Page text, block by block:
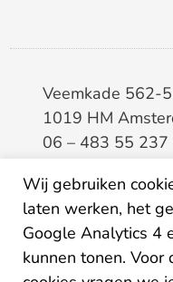
Veemkade 562-
1019 HM
06 – 483 55 237
BTW
KvK34207150
IBAN
Wij gebruiken
laten werken, het
Google Analytics 4
kunnen tonen.